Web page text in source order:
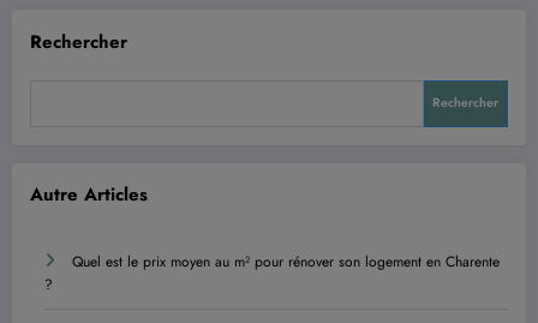
Rechercher
Rechercher
Autre Articles
Quel est le prix moyen au m² pour rénover son logement en Charente
?